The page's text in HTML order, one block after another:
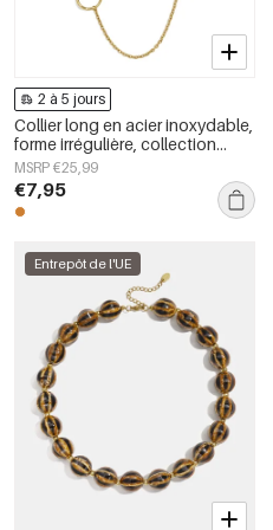
2 à 5 jours
Collier long en acier inoxydable,
forme irrégulière, collection
Simple Daily Simple, bijoux pour
femmes
MSRP €25,99
€7,95
Entrepôt de l'UE